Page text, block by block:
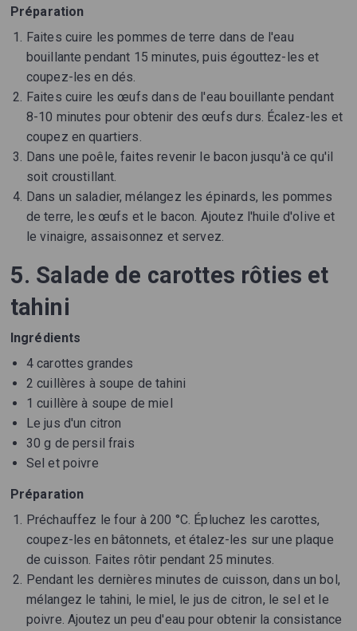
Préparation
Faites cuire les pommes de terre dans de l'eau
bouillante pendant 15 minutes, puis égouttez-les et
coupez-les en dés.
Faites cuire les œufs dans de l'eau bouillante pendant
8-10 minutes pour obtenir des œufs durs. Écalez-les et
coupez en quartiers.
Dans une poêle, faites revenir le bacon jusqu'à ce qu'il
soit croustillant.
Dans un saladier, mélangez les épinards, les pommes
de terre, les œufs et le bacon. Ajoutez l'huile d'olive et
le vinaigre, assaisonnez et servez.
5. Salade de carottes rôties et
tahini
Ingrédients
4 carottes grandes
2 cuillères à soupe de tahini
1 cuillère à soupe de miel
Le jus d'un citron
30 g de persil frais
Sel et poivre
Préparation
Préchauffez le four à 200 °C. Épluchez les carottes,
coupez-les en bâtonnets, et étalez-les sur une plaque
de cuisson. Faites rôtir pendant 25 minutes.
Pendant les dernières minutes de cuisson, dans un bol,
mélangez le tahini, le miel, le jus de citron, le sel et le
poivre. Ajoutez un peu d'eau pour obtenir la consistance